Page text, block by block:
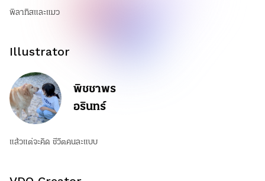
พิลาทิสและแมว
Illustrator
พิชชาพร
อรินทร์
แล้วแต่จะคิด ชีวิตคนละแบบ